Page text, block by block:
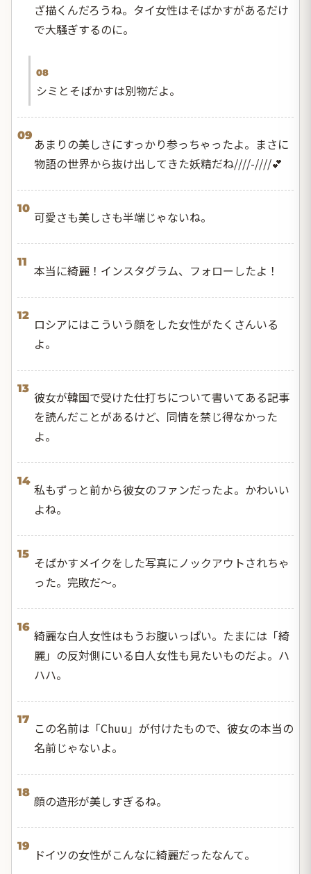
ざ描くんだろうね。タイ女性はそばかすがあるだけ
で大騒ぎするのに。
08
シミとそばかすは別物だよ。
09
あまりの美しさにすっかり参っちゃったよ。まさに
物語の世界から抜け出してきた妖精だね////-////💕
10
可愛さも美しさも半端じゃないね。
11
本当に綺麗！インスタグラム、フォローしたよ！
12
ロシアにはこういう顔をした女性がたくさんいる
よ。
13
彼女が韓国で受けた仕打ちについて書いてある記事
を読んだことがあるけど、同情を禁じ得なかった
よ。
14
私もずっと前から彼女のファンだったよ。かわいい
よね。
15
そばかすメイクをした写真にノックアウトされちゃ
った。完敗だ～。
16
綺麗な白人女性はもうお腹いっぱい。たまには「綺
麗」の反対側にいる白人女性も見たいものだよ。ハ
ハハ。
17
この名前は「Chuu」が付けたもので、彼女の本当の
名前じゃないよ。
18
顔の造形が美しすぎるね。
19
ドイツの女性がこんなに綺麗だったなんて。